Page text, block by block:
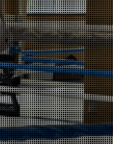
ットネスコース
料金システム
ビフォーアフター
よくある質問